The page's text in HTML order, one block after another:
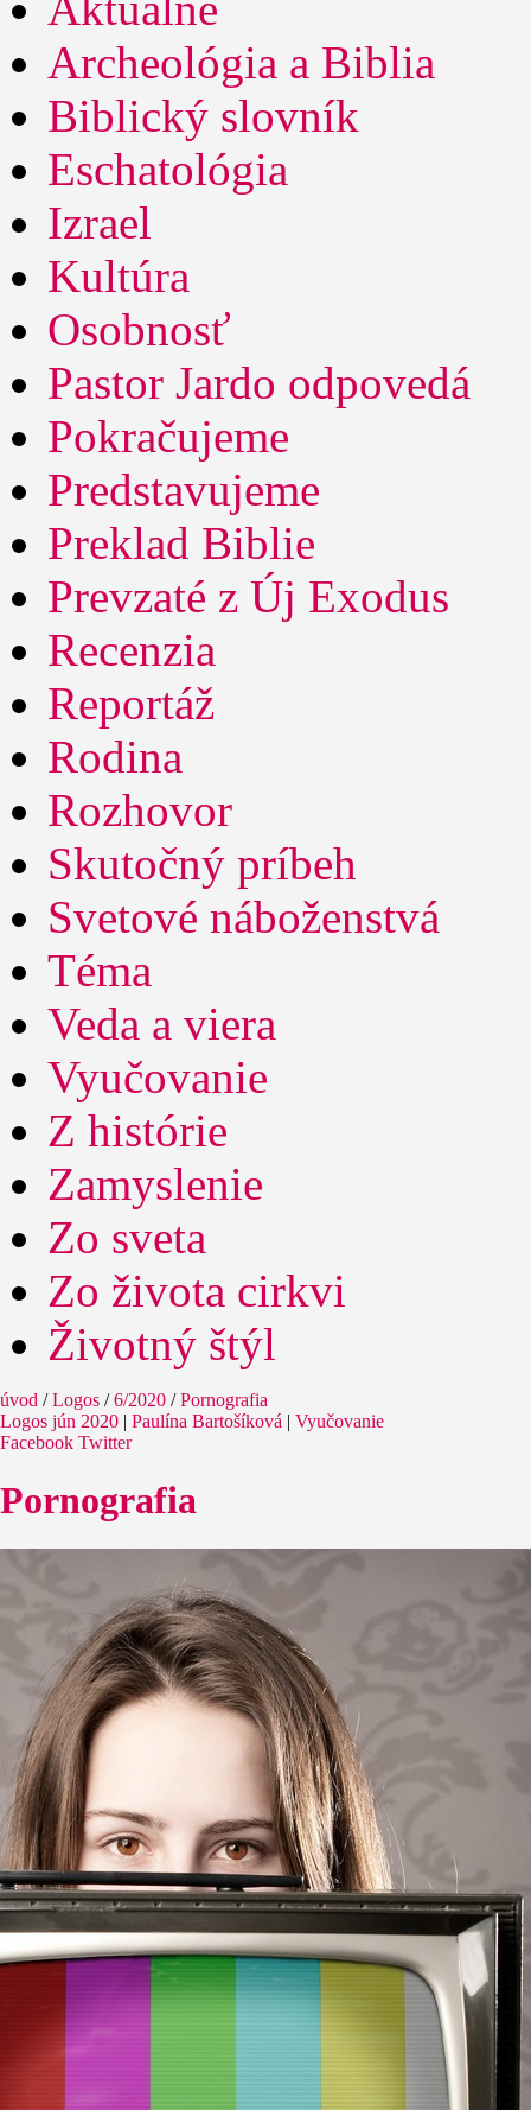
Archeológia a Biblia
Biblický slovník
Eschatológia
Izrael
Kultúra
Osobnosť
Pastor Jardo odpovedá
Pokračujeme
Predstavujeme
Preklad Biblie
Prevzaté z Új Exodus
Recenzia
Reportáž
Rodina
Rozhovor
Skutočný príbeh
Svetové náboženstvá
Téma
Veda a viera
Vyučovanie
Z histórie
Zamyslenie
Zo sveta
Zo života cirkvi
Životný štýl
úvod /Logos /6/2020 /Pornografia
Logos jún 2020 | Paulína Bartošíková | Vyučovanie
Facebook Twitter
Pornografia